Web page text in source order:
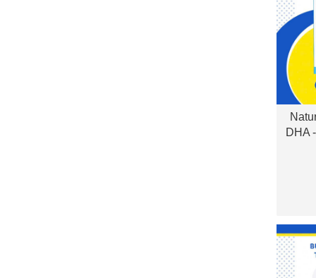
DHA